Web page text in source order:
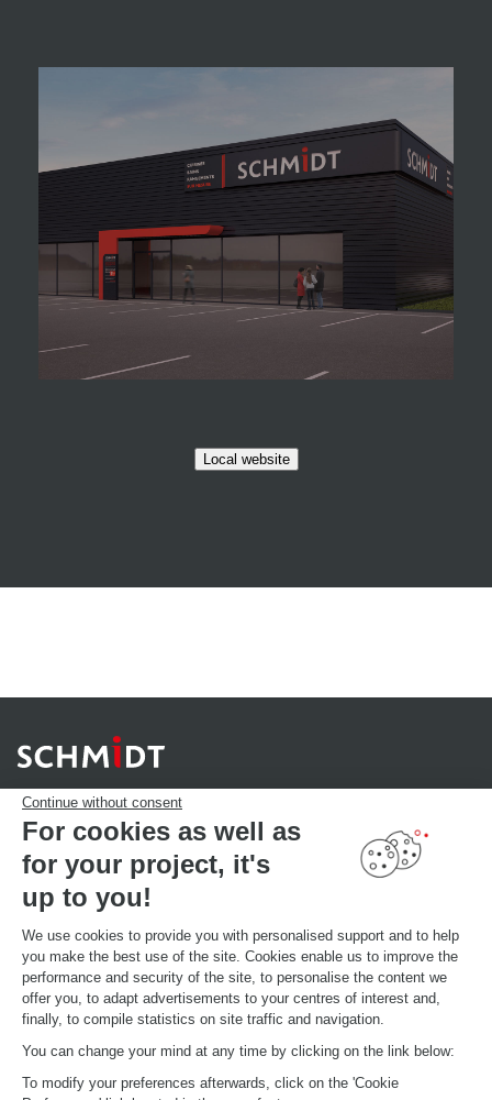
Continue without consent
For cookies as well as
for your project, it's
up to you!
We use cookies to provide you with personalised support and to help
you make the best use of the site. Cookies enable us to improve the
performance and security of the site, to personalise the content we
offer you, to adapt advertisements to your centres of interest and,
finally, to compile statistics on site traffic and navigation.
You can change your mind at any time by clicking on the link below:
To modify your preferences afterwards, click on the 'Cookie
Local website
YOUR PROJECT
Download our catalogue
Find your Store
MAKE AN APPOINTMENT
GLOBAL INFORMATIONS
Current brand news
Open your showroom
Our showrooms in the world